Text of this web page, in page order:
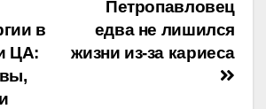
Петропавловец
едва не лишился
жизни из-за кариеса
в
ЦА: